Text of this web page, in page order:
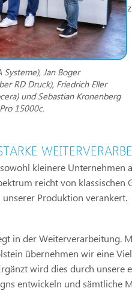
Jan Boger
RD Druck), Friedrich Eller
und Sebastian Kronenberg
15000c.
kleinere
reicht von
Produktion verankert.
in der Weiterverarbeitung.
übernehmen wir eine
wird dies durch unsere
entwickeln und sämtliche